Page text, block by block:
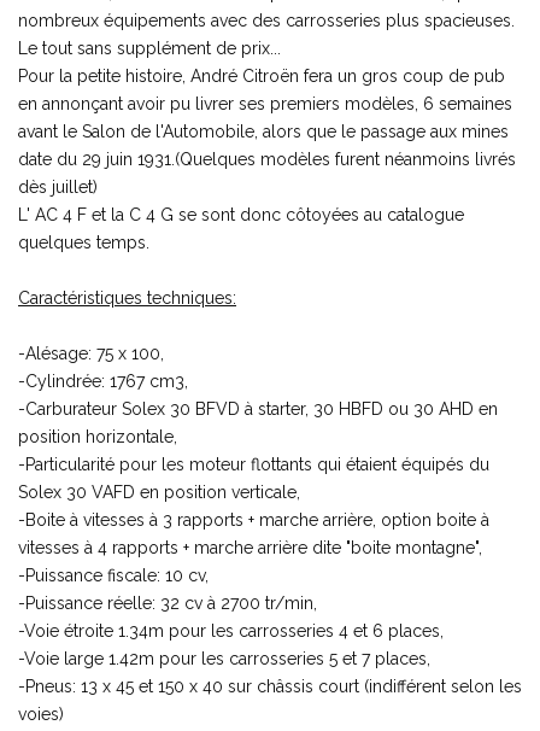
nombreux équipements avec des carrosseries plus spacieuses.
Le tout sans supplément de prix...
Pour la petite histoire, André Citroën fera un gros coup de pub
en annonçant avoir pu livrer ses premiers modèles, 6 semaines
avant le Salon de l'Automobile, alors que le passage aux mines
date du 29 juin 1931.(Quelques modèles furent néanmoins livrés
dès juillet)
L' AC 4 F et la C 4 G se sont donc côtoyées au catalogue
quelques temps.
Caractéristiques techniques:
-Alésage: 75 x 100,
-Cylindrée: 1767 cm3,
-Carburateur Solex 30 BFVD à starter, 30 HBFD ou 30 AHD en
position horizontale,
-Particularité pour les moteur flottants qui étaient équipés du
Solex 30 VAFD en position verticale,
-Boite à vitesses à 3 rapports + marche arrière, option boite à
vitesses à 4 rapports + marche arrière dite "boite montagne",
-Puissance fiscale: 10 cv,
-Puissance réelle: 32 cv à 2700 tr/min,
-Voie étroite 1.34m pour les carrosseries 4 et 6 places,
-Voie large 1.42m pour les carrosseries 5 et 7 places,
-Pneus: 13 x 45 et 150 x 40 sur châssis court (indifférent selon les
voies)